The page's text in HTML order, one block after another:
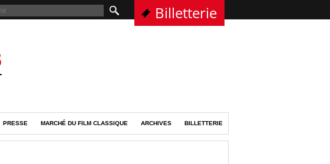
Billetterie
PRESSE MARCHÉ DU FILM CLASSIQUE ARCHIVES BILLETTERIE